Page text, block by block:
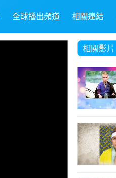
全球播出頻道 相關連結
相關影片